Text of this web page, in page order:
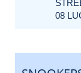
08